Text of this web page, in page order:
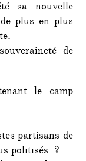
sa nouvelle
plus en plus
de
le camp
partisans de
politisés ?